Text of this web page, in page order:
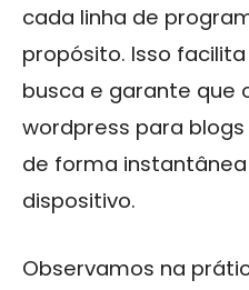
cada linha de
propósito. Isso
busca e garante que
wordpress para
de forma
dispositivo.
Observamos na